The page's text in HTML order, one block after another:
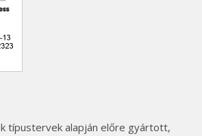
típustervek alapján előre gyártott,